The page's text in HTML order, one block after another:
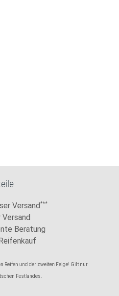
Versand***
Beratung
Reifen und der zweiten Felge! Gilt nur
Festlandes.